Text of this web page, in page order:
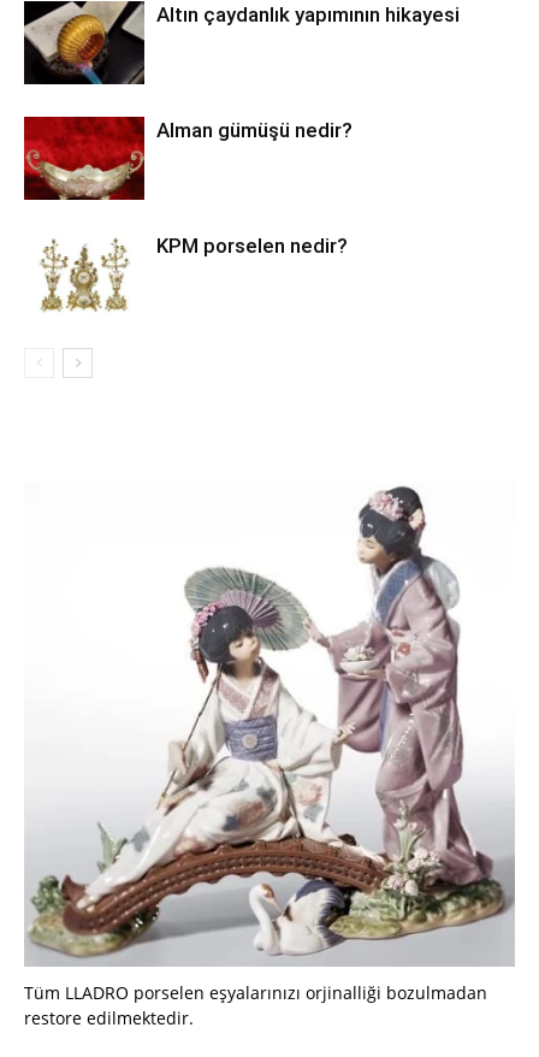
Altın çaydanlık yapımının hikayesi
Alman gümüşü nedir?
KPM porselen nedir?
Tüm LLADRO porselen eşyalarınızı orjinalliği bozulmadan
restore edilmektedir.